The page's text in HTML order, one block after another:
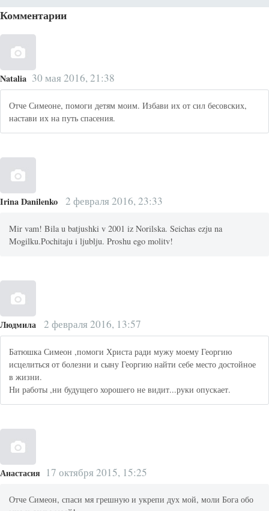
Комментарии
Natalia 30 мая 2016, 21:38
Отче Симеоне, помоги детям моим. Избави их от сил бесовских,
настави их на путь спасения.
Irina Danilenko 2 февраля 2016, 23:33
Mir vam! Bila u batjushki v 2001 iz Norilska. Seichas ezju na
Mogilku.Pochitaju i ljublju. Proshu ego molitv!
Людмила 2 февраля 2016, 13:57
Батюшка Симеон ,помоги Христа ради мужу моему Георгию
исцелиться от болезни и сыну Георгию найти себе место достойное
в жизни.
Ни работы ,ни будущего хорошего не видит...руки опускает.
Анастасия 17 октября 2015, 15:25
Отче Симеон, спаси мя грешную и укрепи дух мой, моли Бога обо